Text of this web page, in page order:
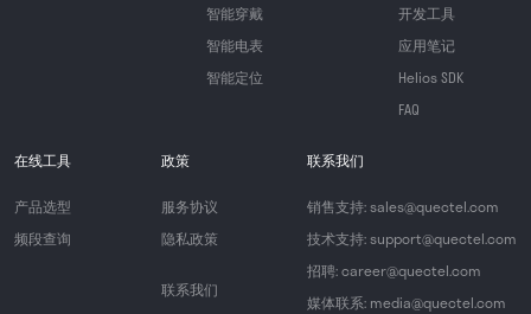
智能穿戴
智能电表
智能定位
开发工具
应用笔记
Helios SDK
FAQ
在线工具
产品选型
频段查询
政策
服务协议
隐私政策
联系我们
联系我们
销售支持: sales@quectel.com
技术支持: support@quectel.com
招聘: career@quectel.com
媒体联系: media@quectel.com